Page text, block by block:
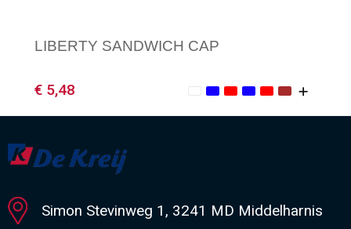
LIBERTY SANDWICH CAP
€ 5,48
Minimale afname: 1
Simon Stevinweg 1, 3241 MD Middelharnis